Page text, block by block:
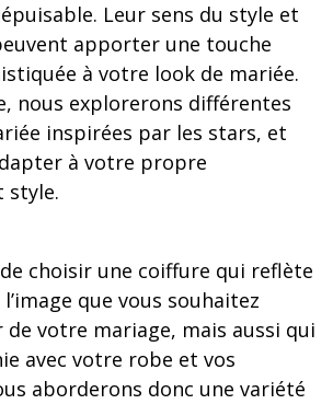
Leur sens du style et
apporter une touche
à votre look de mariée.
nous explorerons différentes
inspirées par les stars, et
à votre propre
style.
choisir une coiffure qui reflète
que vous souhaitez
votre mariage, mais aussi qui
avec votre robe et vos
aborderons donc une variété